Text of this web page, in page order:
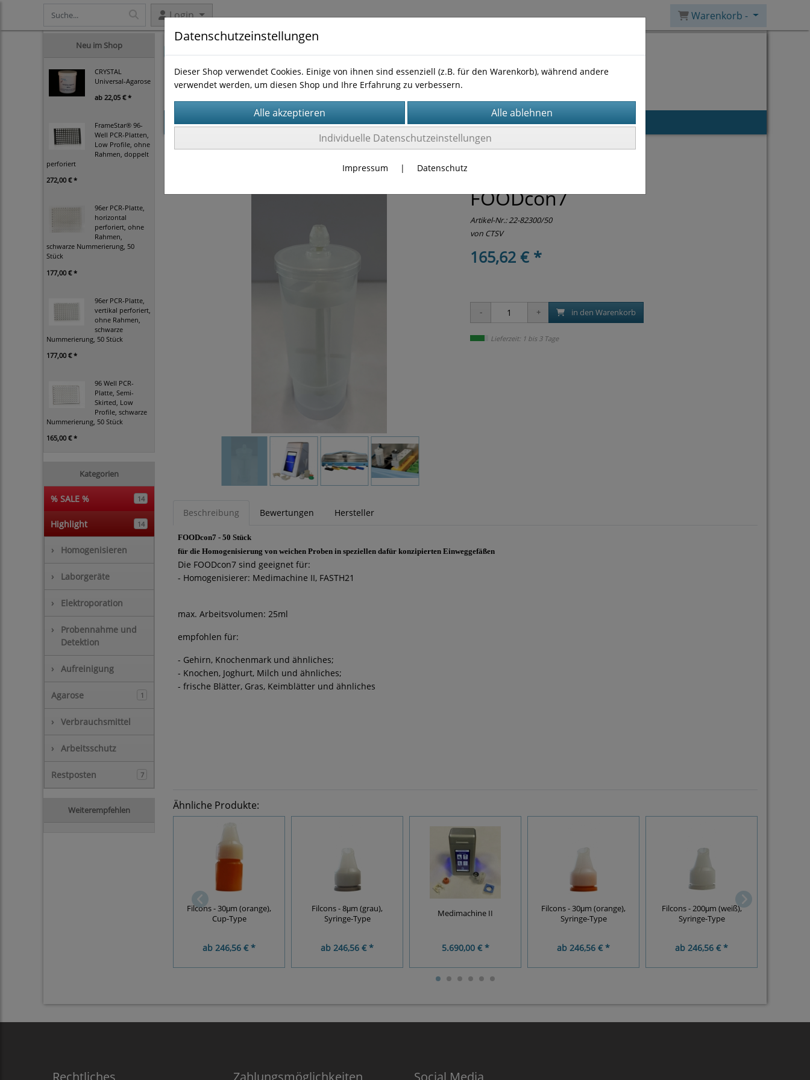
Login Warenkorb -
Neu im Shop
CRYSTAL
Universal-Agarose
ab 22,05 € *
FrameStar® 96-
Well PCR-Platten,
Low Profile, ohne
Rahmen, doppelt
perforiert
272,00 € *
96er PCR-Platte,
horizontal
perforiert, ohne
Rahmen,
schwarze Nummerierung, 50
Stück
177,00 € *
96er PCR-Platte,
vertikal perforiert,
ohne Rahmen,
schwarze
Nummerierung, 50 Stück
177,00 € *
96 Well PCR-
Platte, Semi-
Skirted, Low
Profile, schwarze
Nummerierung, 50 Stück
165,00 € *
Kategorien
% SALE % 14
Highlight 14
› Homogenisieren
› Laborgeräte
› Elektroporation
›
Probennahme und
Detektion
› Aufreinigung
Agarose 1
› Verbrauchsmittel
› Arbeitsschutz
Restposten 7
Weiterempfehlen
Startseite Produkte Impressum AGB Widerufsbelehrung Kontakt
Homogenisieren CTSV(27) CTSV: Homogeniserung(5)
FOODcon7
Artikel-Nr.:22-82300/50
von CTSV
165,62 € *
in den Warenkorb
Lieferzeit: 1 bis 3 Tage
Beschreibung Bewertungen Hersteller
FOODcon7 - 50 Stück
für die Homogenisierung von weichen Proben in speziellen dafür konzipierten Einweggefäßen
Die FOODcon7 sind geeignet für:
- Homogenisierer: Medimachine II, FASTH21
max. Arbeitsvolumen: 25ml
empfohlen für:
- Gehirn, Knochenmark und ähnliches;
- Knochen, Joghurt, Milch und ähnliches;
- frische Blätter, Gras, Keimblätter und ähnliches
Ähnliche Produkte:
Filcons - 30μm (orange),
Cup-Type
ab 246,56 € *
Filcons - 8μm (grau),
Syringe-Type
ab 246,56 € *
Medimachine II
5.690,00 € *
Filcons - 30μm (orange),
Syringe-Type
ab 246,56 € *
Filcons - 200μm (weiß),
Syringe-Type
ab 246,56 € *
Rechtliches Zahlungsmöglichkeiten Social Media
Datenschutzeinstellungen
Dieser Shop verwendet Cookies. Einige von ihnen sind essenziell (z.B. für den Warenkorb), während andere
verwendet werden, um diesen Shop und Ihre Erfahrung zu verbessern.
Individuelle Datenschutzeinstellungen
Impressum | Datenschutz